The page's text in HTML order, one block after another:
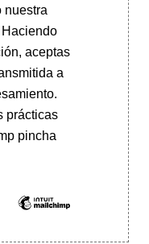
nuestra
aceptas
a
prácticas
pincha